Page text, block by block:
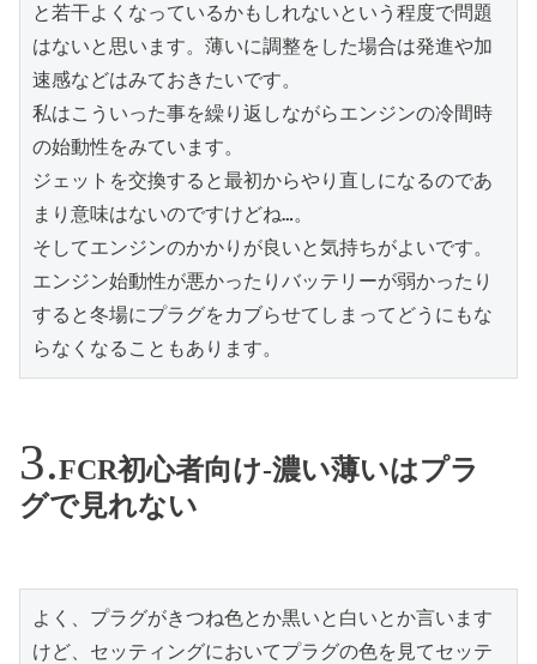
と若干よくなっているかもしれないという程度で問題
はないと思います。薄いに調整をした場合は発進や加
速感などはみておきたいです。
私はこういった事を繰り返しながらエンジンの冷間時
の始動性をみています。
ジェットを交換すると最初からやり直しになるのであ
まり意味はないのですけどね…。
そしてエンジンのかかりが良いと気持ちがよいです。
エンジン始動性が悪かったりバッテリーが弱かったり
すると冬場にプラグをカブらせてしまってどうにもな
らなくなることもあります。
FCR初心者向け-濃い薄いはプラ
グで見れない
よく、プラグがきつね色とか黒いと白いとか言います
けど、セッティングにおいてプラグの色を見てセッテ